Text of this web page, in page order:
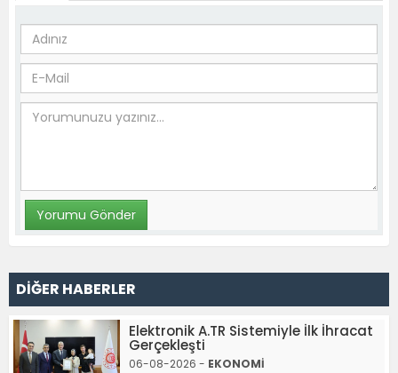
DİĞER HABERLER
Elektronik A.TR Sistemiyle İlk İhracat
Gerçekleşti
06-08-2026 - EKONOMİ